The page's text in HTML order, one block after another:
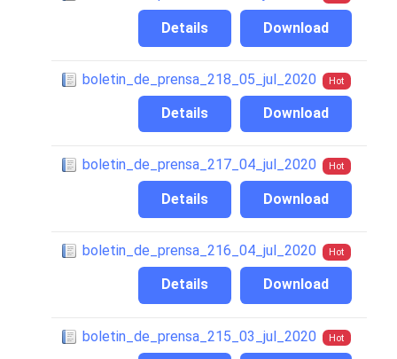
Download
Details
boletin_de_prensa_218_05_jul_2020 Hot
Download
Details
boletin_de_prensa_217_04_jul_2020 Hot
Download
Details
boletin_de_prensa_216_04_jul_2020 Hot
Download
Details
boletin_de_prensa_215_03_jul_2020 Hot